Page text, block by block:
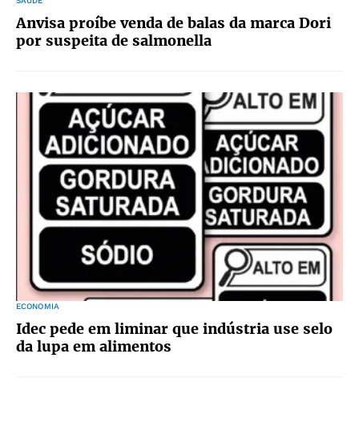
Anvisa proíbe venda de balas da marca Dori
por suspeita de salmonella
ECONOMIA
Idec pede em liminar que indústria use selo
da lupa em alimentos